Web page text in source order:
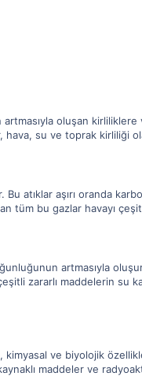
oluşan
su ve toprak kirliliği
Bu atıklar aşırı oranda
tüm bu gazlar havayı
artmasıyla
zararlı maddelerin su
ve biyolojik
maddeler ve